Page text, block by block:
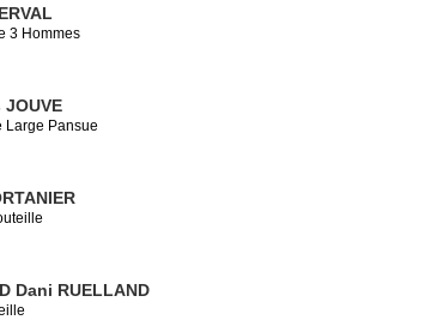
3 Hommes
Large Pansue
Dani RUELLAND